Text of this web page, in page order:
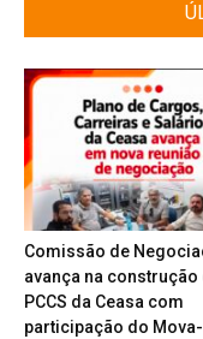
Comissão de
avança na construção
PCCS da Ceasa com
participação do